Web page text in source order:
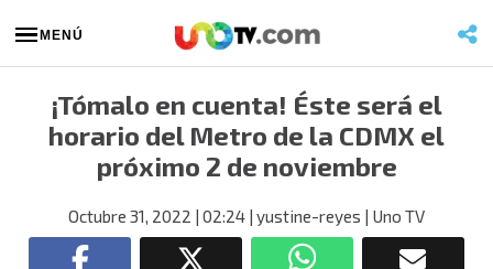
MENÚ
¡Tómalo en cuenta! Éste será el
horario del Metro de la CDMX el
próximo 2 de noviembre
Octubre 31, 2022 | 02:24 | yustine-reyes | Uno TV